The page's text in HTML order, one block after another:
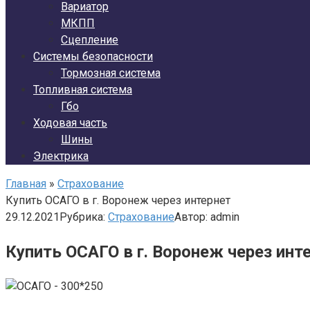
Вариатор
МКПП
Сцепление
Системы безопасности
Тормозная система
Топливная система
Гбо
Ходовая часть
Шины
Электрика
Главная » Страхование
Купить ОСАГО в г. Воронеж через интернет
29.12.2021Рубрика: СтрахованиеАвтор: admin
Купить ОСАГО в г. Воронеж через